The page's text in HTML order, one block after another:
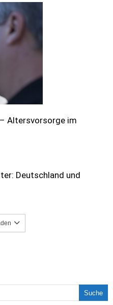
Altersvorsorge im
Deutschland und